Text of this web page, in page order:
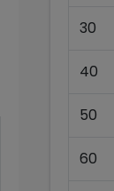
30
40
50
60